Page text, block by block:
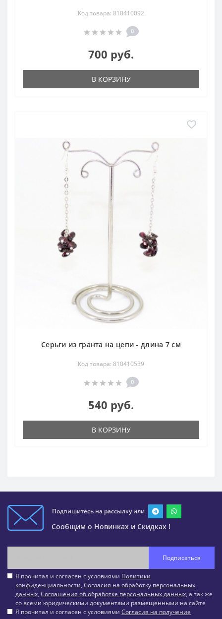
Код товара: 810410092
0
700 руб.
В КОРЗИНУ
Серьги из гранта на цепи - длина 7 см
Код товара: 810410539
0
540 руб.
В КОРЗИНУ
Подпишитесь на рассылку или
Сообщим о Новинках и Скидках !
Подписаться
Я прочитал и согласен с условиями Политики
конфиденциальности, Согласия на обработку персональных
данных, Соглашения об обработке персональных данных, а так же
со всеми юридическими документами размещенными на сайте
Я прочитал и согласен с условиями Согласия на получение